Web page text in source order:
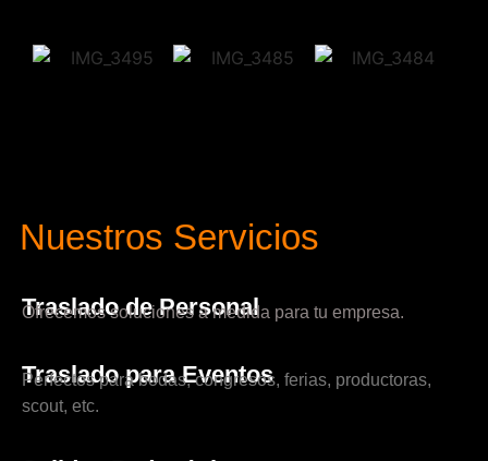
Nuestros Servicios
Traslado de Personal
Ofrecemos soluciones a medida para tu empresa.
Traslado para Eventos
Perfectos para bodas, congresos, ferias, productoras,
scout, etc.